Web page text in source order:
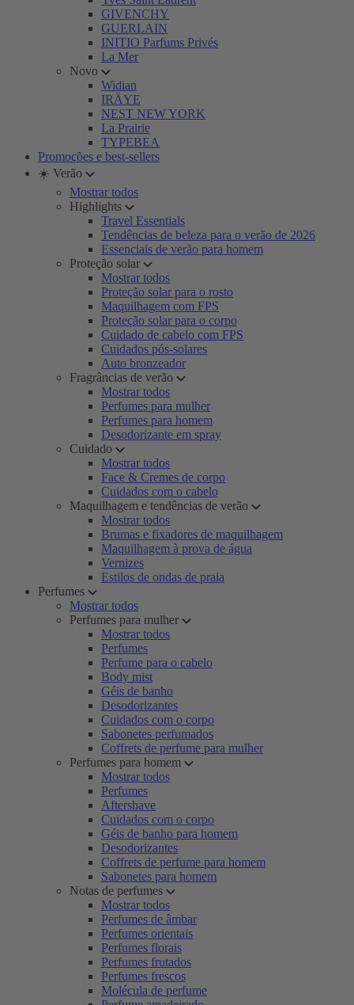
GIVENCHY
GUERLAIN
INITIO Parfums Privés
La Mer
Novo
Widian
IRÄYE
NEST NEW YORK
La Prairie
TYPEBEA
Promoções e best-sellers
☀️ Verão
Mostrar todos
Highlights
Travel Essentials
Tendências de beleza para o verão de 2026
Essenciais de verão para homem
Proteção solar
Mostrar todos
Proteção solar para o rosto
Maquilhagem com FPS
Proteção solar para o corpo
Cuidado de cabelo com FPS
Cuidados pós-solares
Auto bronzeador
Fragrâncias de verão
Mostrar todos
Perfumes para mulher
Perfumes para homem
Desodorizante em spray
Cuidado
Mostrar todos
Face & Cremes de corpo
Cuidados com o cabelo
Maquilhagem e tendências de verão
Mostrar todos
Brumas e fixadores de maquilhagem
Maquilhagem à prova de água
Vernizes
Estilos de ondas de praia
Perfumes
Mostrar todos
Perfumes para mulher
Mostrar todos
Perfumes
Perfume para o cabelo
Body mist
Géis de banho
Desodorizantes
Cuidados com o corpo
Sabonetes perfumados
Coffrets de perfume para mulher
Perfumes para homem
Mostrar todos
Perfumes
Aftershave
Cuidados com o corpo
Géis de banho para homem
Desodorizantes
Coffrets de perfume para homem
Sabonetes para homem
Notas de perfumes
Mostrar todos
Perfumes de âmbar
Perfumes orientais
Perfumes florais
Perfumes frutados
Perfumes frescos
Molécula de perfume